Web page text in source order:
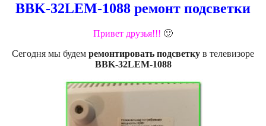
BBK-32LEM-1088 ремонт подсветки
Привет друзья!!! 🙂
Сегодня мы будем ремонтировать подсветку в телевизоре
BBK-32LEM-1088